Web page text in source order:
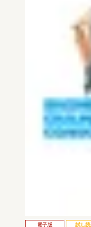
電子版 試し